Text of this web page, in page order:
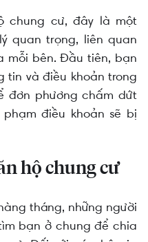
chung cư, đây là một
quan trọng, liên quan
mỗi bên. Đầu tiên, bạn
tin và điều khoản trong
đơn phương chấm dứt
điều khoản sẽ bị
hộ chung cư
tháng, những người
bạn ở chung để chia